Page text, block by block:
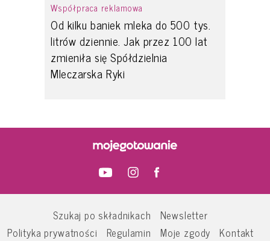
Współpraca reklamowa
Od kilku baniek mleka do 500 tys.
litrów dziennie. Jak przez 100 lat
zmieniła się Spółdzielnia
Mleczarska Ryki
Szukaj po składnikach
Newsletter
Polityka prywatności
Regulamin Moje zgody Kontakt